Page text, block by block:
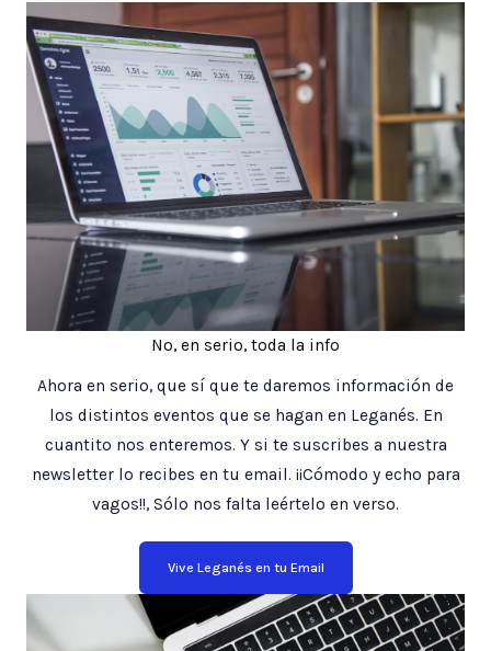
No, en serio, toda la info
Ahora en serio, que sí que te daremos información de
los distintos eventos que se hagan en Leganés. En
cuantito nos enteremos. Y si te suscribes a nuestra
newsletter lo recibes en tu email. ¡¡Cómodo y echo para
vagos!!, Sólo nos falta leértelo en verso.
Vive Leganés en tu Email